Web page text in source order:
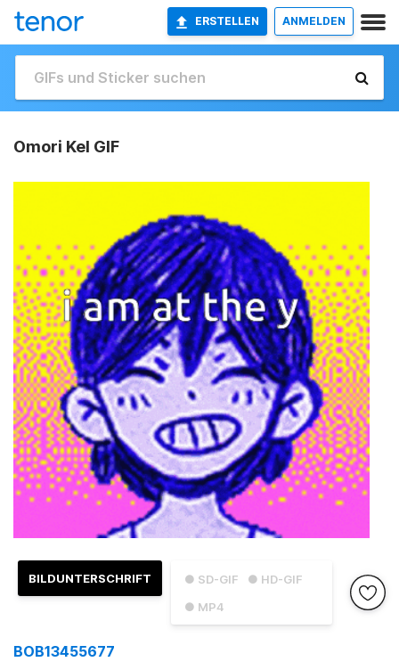
ERSTELLEN ANMELDEN
Omori Kel GIF
● SD-GIF
● HD-GIF
● MP4
BILDUNTERSCHRIFT
BOB13455677